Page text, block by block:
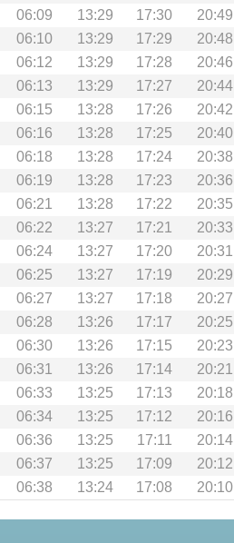
06:09 13:29 17:30 20:49
06:10 13:29 17:29 20:48
06:12 13:29 17:28 20:46
06:13 13:29 17:27 20:44
06:15 13:28 17:26 20:42
06:16 13:28 17:25 20:40
06:18 13:28 17:24 20:38
06:19 13:28 17:23 20:36
06:21 13:28 17:22 20:35
06:22 13:27 17:21 20:33
06:24 13:27 17:20 20:31
06:25 13:27 17:19 20:29
06:27 13:27 17:18 20:27
06:28 13:26 17:17 20:25
06:30 13:26 17:15 20:23
06:31 13:26 17:14 20:21
06:33 13:25 17:13 20:18
06:34 13:25 17:12 20:16
06:36 13:25 17:11 20:14
06:37 13:25 17:09 20:12
06:38 13:24 17:08 20:10